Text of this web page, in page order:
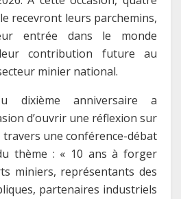
recevront leurs parchemins,
entrée dans le monde
contribution future au
minier national.
dixième anniversaire a
d’ouvrir une réflexion sur
travers une conférence-débat
thème : « 10 ans à forger
miniers, représentants des
partenaires industriels